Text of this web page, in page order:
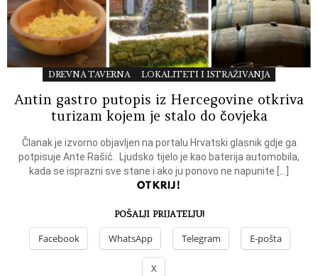
DREVNA TAVERNA LOKALITETI I ISTRAŽIVANJA
Antin gastro putopis iz Hercegovine otkriva
turizam kojem je stalo do čovjeka
Članak je izvorno objavljen na portalu Hrvatski glasnik gdje ga
potpisuje Ante Rašić. Ljudsko tijelo je kao baterija automobila,
kada se isprazni sve stane i ako ju ponovo ne napunite […]
OTKRIJ!
POŠALJI PRIJATELJU!
Facebook WhatsApp Telegram E-pošta
X